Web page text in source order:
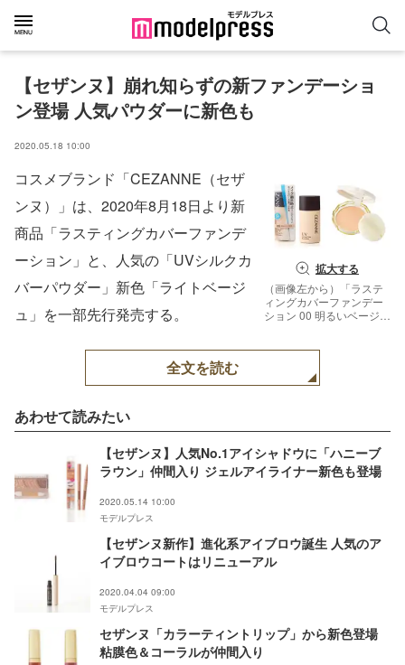
【セザンヌ】崩れ知らずの新ファンデーショ
ン登場 人気パウダーに新色も
2020.05.18 10:00
拡大する
（画像左から）「ラステ
ィングカバーファンデー
ション 00 明るいベージュ
ュ」（画像提供：株式会
コスメブランド「CEZANNE（セザ
ンヌ）」は、2020年8月18日より新
商品「ラスティングカバーファンデ
ーション」と、人気の「UVシルクカ
バーパウダー」新色「ライトベージ
ュ」を一部先行発売する。
全文を読む
あわせて読みたい
【セザンヌ】人気No.1アイシャドウに「ハニーブ
ラウン」仲間入り ジェルアイライナー新色も登場
2020.05.14 10:00
モデルプレス
【セザンヌ新作】進化系アイブロウ誕生 人気のア
イブロウコートはリニューアル
2020.04.04 09:00
モデルプレス
セザンヌ「カラーティントリップ」から新色登場
粘膜色＆コーラルが仲間入り